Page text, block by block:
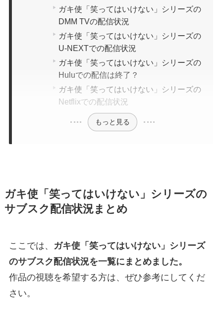
ガキ使「笑ってはいけない」シリーズの
DMM TVの配信状況
ガキ使「笑ってはいけない」シリーズの
U-NEXTでの配信状況
ガキ使「笑ってはいけない」シリーズの
Huluでの配信は終了？
ガキ使「笑ってはいけない」シリーズの
Netflixでの配信状況
もっと見る
ガキ使「笑ってはいけない」シリーズの
サブスク配信状況まとめ
ここでは、
ガキ使「笑ってはいけない」シリーズ
のサブスク配信状況を一覧にまとめました。
作品の視聴を希望する方は、ぜひ参考にしてくだ
さい。